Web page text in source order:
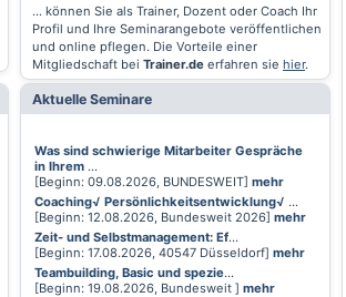
... können Sie als Trainer, Dozent oder Coach Ihr
Profil und Ihre Seminarangebote veröffentlichen
und online pflegen. Die Vorteile einer
Mitgliedschaft bei Trainer.de erfahren sie hier.
Aktuelle Seminare
Was sind schwierige Mitarbeiter Gespräche
in Ihrem ...
[Beginn: 09.08.2026, BUNDESWEIT] mehr
Coaching√ Persönlichkeitsentwicklung√ ...
[Beginn: 12.08.2026, Bundesweit 2026] mehr
Zeit- und Selbstmanagement: Ef...
[Beginn: 17.08.2026, 40547 Düsseldorf] mehr
Teambuilding, Basic und spezie...
[Beginn: 19.08.2026, Bundesweit ] mehr